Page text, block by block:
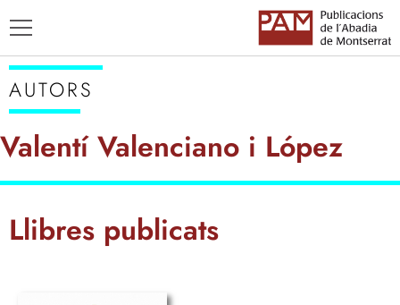
AUTORS
ENSENYAMENT CATALÀ
AUTORS
Valentí Valenciano i López
Llibres publicats